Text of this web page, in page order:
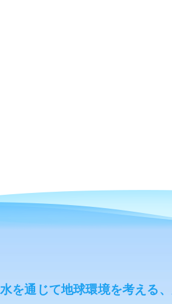
水を通じて地球環境を考える